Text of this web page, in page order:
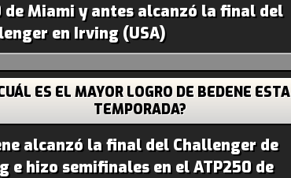
de Miami y antes alcanzó la final del
en Irving (USA)
ES EL MAYOR LOGRO DE BEDENE ESTA
TEMPORADA?
alcanzó la final del Challenger de
e hizo semifinales en el ATP250 de